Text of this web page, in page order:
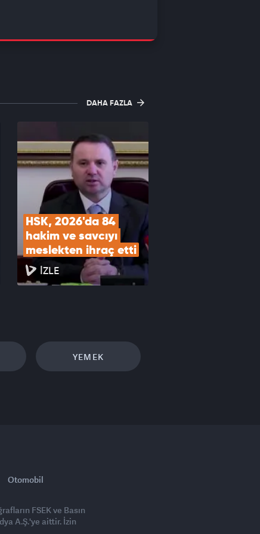
DAHA FAZLA
HSK, 2026'da 84
hakim ve savcıyı
meslekten ihraç etti
İZLE
YEMEK
Otomobil
FSEK ve Basın
A.Ş.'ye aittir. İzin